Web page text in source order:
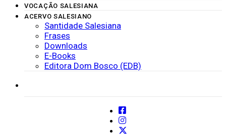
VOCAÇÃO SALESIANA
ACERVO SALESIANO
Santidade Salesiana
Frases
Downloads
E-Books
Editora Dom Bosco (EDB)